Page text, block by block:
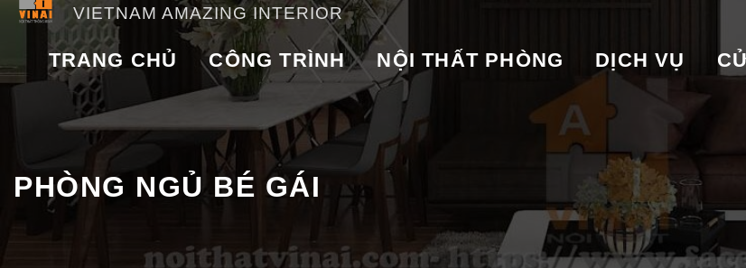
VIETNAM AMAZING INTERIOR
TRANG CHỦ CÔNG TRÌNH NỘI THẤT PHÒNG DỊCH VỤ
PHÒNG NGỦ BÉ GÁI